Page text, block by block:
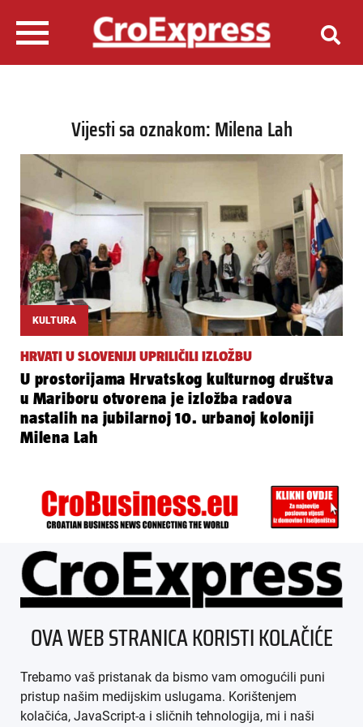
Vijesti sa oznakom: Milena Lah
KULTURA
HRVATI U SLOVENIJI UPRILIČILI IZLOŽBU
U prostorijama Hrvatskog kulturnog društva
u Mariboru otvorena je izložba radova
nastalih na jubilarnoj 10. urbanoj koloniji
Milena Lah
ÜBER UNS
IMPRESSUM
AGB
OVA WEB STRANICA KORISTI KOLAČIĆE
Trebamo vaš pristanak da bismo vam omogućili puni
pristup našim medijskim uslugama. Korištenjem
kolačića, JavaScript-a i sličnih tehnologija, mi i naši